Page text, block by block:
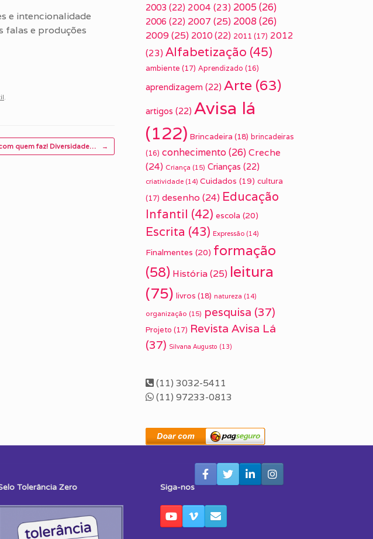
e intencionalidade
falas e produções
quem faz! Diversidade… →
2003 (22) 2004 (23) 2005 (26)
2006 (22) 2007 (25) 2008(26)
2009(25) 2010 (22) 2011 (17) 2012
(23) Alfabetização (45)
ambiente (17) Aprendizado (16)
aprendizagem (22) Arte (63)
artigos (22) Avisa lá
(122) Brincadeira (18) brincadeiras
(16) conhecimento(26) Creche
(24) Criança (15) Crianças (22)
criatividade (14) Cuidados (19) cultura
(17) desenho (24) Educação
Infantil (42) escola (20)
Escrita (43) Expressão (14)
Finalmentes (20) formação
(58) História(25) leitura
(75) livros (18) natureza (14)
organização (15) pesquisa (37)
Projeto (17) Revista Avisa Lá
(37) Silvana Augusto (13)
(11) 3032-5411
(11) 97233-0813
Tolerância Zero Siga-nos